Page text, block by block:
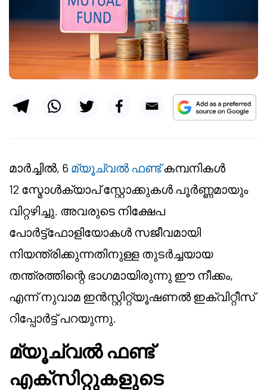
മാർച്ചിൽ, 6 മ്യൂച്വൽ ഫണ്ട്കമ്പനികൾ
12 സ്മോൾക്യാപ് സ്റ്റോക്കുകൾ പൂർണ്ണമായും
വിറ്റഴിച്ചു. അവരുടെ നിക്ഷേപ
പോർട്ട്ഫോളിയോകൾ സജീവമായി
നിയന്ത്രിക്കുന്നതിനുള്ള തുടർച്ചയായ
തന്ത്രത്തിന്റെ ഭാഗമായിരുന്നു ഈ നീക്കം,
എന്ന് നുവാമ ഇൻസ്റ്റിറ്റ്യൂഷണൽ ഇക്വിറ്റീസ്
റിപ്പോർട്ട് പറയുന്നു.
മ്യൂച്വൽ ഫണ്ട്
എക്സിറ്റുകളുടെ